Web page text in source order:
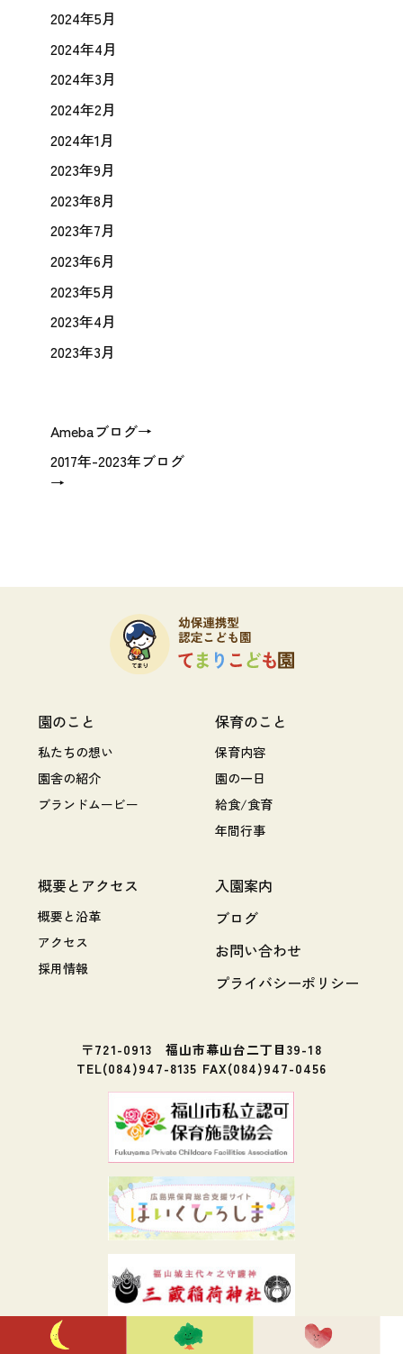
2024年5月
2024年4月
2024年3月
2024年2月
2024年1月
2023年9月
2023年8月
2023年7月
2023年6月
2023年5月
2023年4月
2023年3月
Amebaブログ→
2017年-2023年ブログ
→
〒721-0913 福山市幕山台二丁目39-18
TEL(084)947-8135 FAX(084)947-0456
園のこと
私たちの想い
園舎の紹介
ブランドムービー
保育のこと
保育内容
園の一日
給食/食育
年間行事
概要とアクセス
概要と沿革
アクセス
採用情報
入園案内
ブログ
お問い合わせ
プライバシーポリシー